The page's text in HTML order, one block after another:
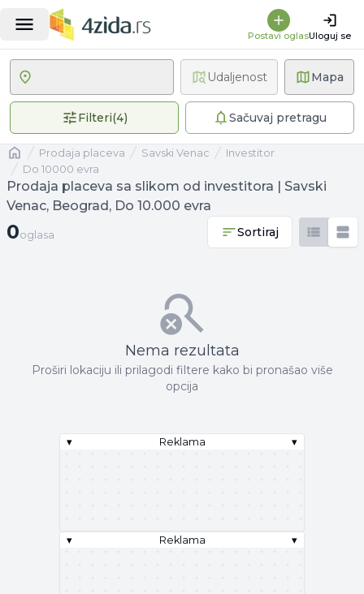
Postavi oglasUloguj se
Mapa
Filteri(4)4 primenjena filteraSačuvaj pretragu
Udaljenost
Naslovnaprodaja placeva Savski Venac
investitor
Do 10000 evra
Prodaja placeva sa slikom od investitora | Savski
Venac, Beograd, Do 10.000 evra
0 oglasa
0oglasa Sortiraj
Nema rezultata
Proširi lokaciju ili prilagodi filtere kako bi pronašao više
opcija
▾ Reklama ▾
▾ Reklama ▾